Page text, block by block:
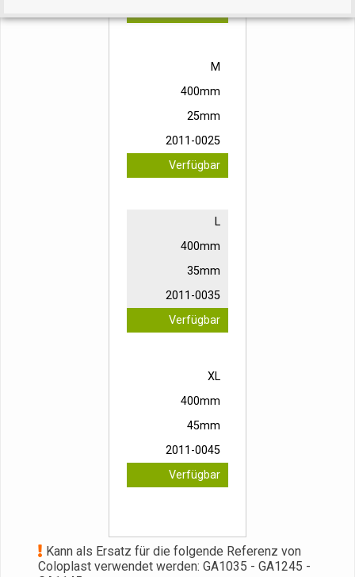
M
400mm
25mm
2011-0025
Verfügbar
L
400mm
35mm
2011-0035
Verfügbar
XL
400mm
45mm
2011-0045
Verfügbar
Kann als Ersatz für die folgende Referenz von
Coloplast verwendet werden: GA1035 - GA1245 -